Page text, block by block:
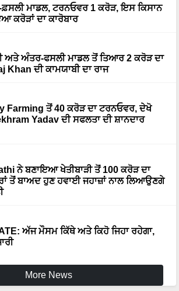
ਮਾਡਲ, ਟਰਨਓਵਰ 1 ਕਰੋੜ, ਇਸ ਕਿਸਾਨ
ਕਰੋੜਾਂ ਦਾ ਕਾਰੋਬਾਰ
ਅਤੇ ਅੰਤਰ-ਫਸਲੀ ਮਾਡਲ ਤੋਂ ਤਿਆਰ 2 ਕਰੋੜ ਦਾ
Khan ਦੀ ਕਾਮਯਾਬੀ ਦਾ ਰਾਜ
Farming ਤੋਂ 40 ਕਰੋੜ ਦਾ ਟਰਨਓਵਰ, ਦੇਖੋ
Yadav ਦੀ ਸਫਲਤਾ ਦੀ ਸ਼ਾਨਦਾਰ
ਨੇ ਬਣਾਇਆ ਖੇਤੀਬਾੜੀ ਤੋਂ 100 ਕਰੋੜ ਦਾ
ਤੋਂ ਬਾਅਦ ਹੁਣ ਹਵਾਈ ਜਹਾਜ਼ਾਂ ਨਾਲ ਲਿਆਉਣਗੇ
ਅੱਜ ਮੌਸਮ ਕਿੱਥੇ ਅਤੇ ਕਿਹੋ ਜਿਹਾ ਰਹੇਗਾ,
More News